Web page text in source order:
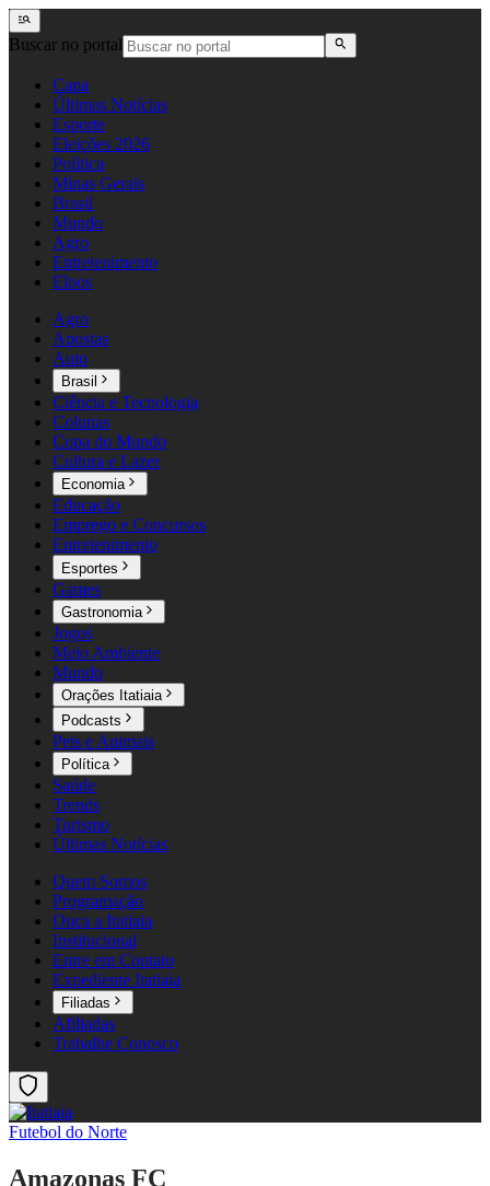
Buscar no portal
Capa
Últimas Notícias
Esporte
Eleições 2026
Política
Minas Gerais
Brasil
Mundo
Agro
Entretenimento
Eloos
Agro
Apostas
Auto
Brasil
Ciência e Tecnologia
Colunas
Copa do Mundo
Cultura e Lazer
Economia
Educação
Emprego e Concursos
Entretenimento
Esportes
Games
Gastronomia
Jogos
Meio Ambiente
Mundo
Orações Itatiaia
Podcasts
Pets e Animais
Política
Saúde
Trends
Turismo
Últimas Notícias
Quem Somos
Programação
Ouça a Itatiaia
Institucional
Entre em Contato
Expediente Itatiaia
Filiadas
Afiliadas
Trabalhe Conosco
Futebol do Norte
Amazonas FC